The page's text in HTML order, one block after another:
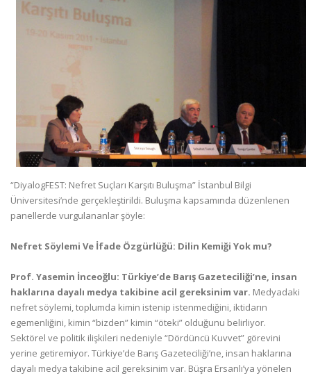
“DiyalogFEST: Nefret Suçları Karşıtı Buluşma” İstanbul Bilgi
Üniversitesi’nde gerçekleştirildi. Buluşma kapsamında düzenlenen
panellerde vurgulananlar şöyle:
Nefret Söylemi Ve İfade Özgürlüğü: Dilin Kemiği Yok mu?
Prof. Yasemin İnceoğlu: Türkiye’de Barış Gazeteciliği’ne, insan
haklarına dayalı medya takibine acil gereksinim var. Medyadaki
nefret söylemi, toplumda kimin istenip istenmediğini, iktidarın
egemenliğini, kimin “bizden” kimin “öteki” olduğunu belirliyor.
Sektörel ve politik ilişkileri nedeniyle “Dördüncü Kuvvet” görevini
yerine getiremiyor. Türkiye’de Barış Gazeteciliği’ne, insan haklarına
dayalı medya takibine acil gereksinim var. Büşra Ersanlı’ya yönelen